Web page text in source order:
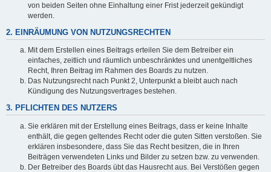
von beiden Seiten ohne Einhaltung einer Frist jederzeit gekündigt
werden.
2. EINRÄUMUNG VON NUTZUNGSRECHTEN
Mit dem Erstellen eines Beitrags erteilen Sie dem Betreiber ein
einfaches, zeitlich und räumlich unbeschränktes und unentgeltliches
Recht, Ihren Beitrag im Rahmen des Boards zu nutzen.
Das Nutzungsrecht nach Punkt 2, Unterpunkt a bleibt auch nach
Kündigung des Nutzungsvertrages bestehen.
3. PFLICHTEN DES NUTZERS
Sie erklären mit der Erstellung eines Beitrags, dass er keine Inhalte
enthält, die gegen geltendes Recht oder die guten Sitten verstoßen. Sie
erklären insbesondere, dass Sie das Recht besitzen, die in Ihren
Beiträgen verwendeten Links und Bilder zu setzen bzw. zu verwenden.
Der Betreiber des Boards übt das Hausrecht aus. Bei Verstößen gegen